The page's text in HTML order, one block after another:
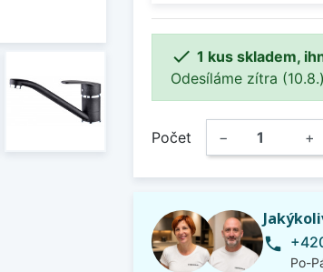
 1 kus skladem,
Odesíláme zítra
Počet − +
phone
Po-